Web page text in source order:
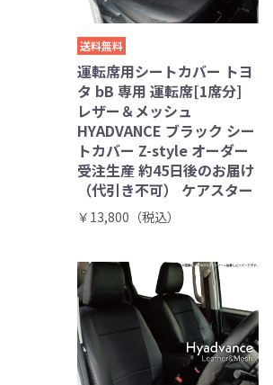
送料無料
運転席用シートカバー トヨ
タ bB 専用 運転席[1席分]
レザー＆メッシュ
HYADVANCE ブラック シー
トカバー Z-style オーダー
受注生産 約45日後のお届け
（代引き不可） ケアスター
￥13,800（税込）